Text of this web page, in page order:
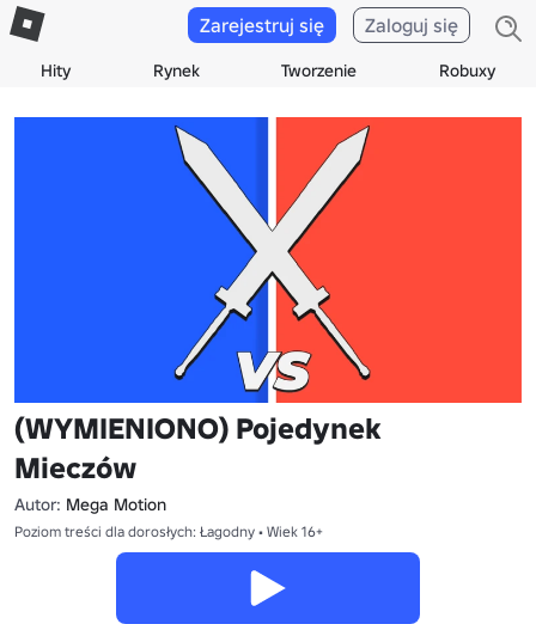
Hity Rynek Tworzenie Robuxy
Zarejestruj się Zaloguj się
(WYMIENIONO) Pojedynek
Mieczów
Autor: Mega Motion
Poziom treści dla dorosłych: Łagodny • Wiek 16+